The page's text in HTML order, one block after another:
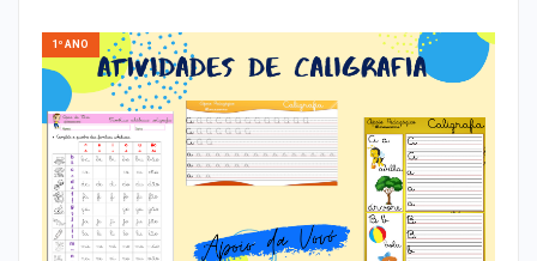
1º ANO